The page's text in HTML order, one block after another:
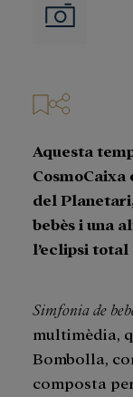
Imágenes
Aquesta
CosmoCaixa
del
bebès i una
l’eclipsi total
Simfonia de
multimèdia,
Bombolla,
composta